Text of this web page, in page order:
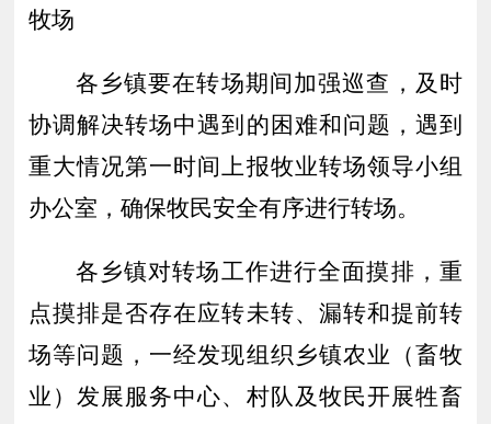
牧场
各乡镇要在转场期间加强巡查，及时
协调解决转场中遇到的困难和问题，遇到
重大情况第一时间上报牧业转场领导小组
办公室，确保牧民安全有序进行转场。
各乡镇对转场工作进行全面摸排，重
点摸排是否存在应转未转、漏转和提前转
场等问题，一经发现组织乡镇农业（畜牧
业）发展服务中心、村队及牧民开展牲畜